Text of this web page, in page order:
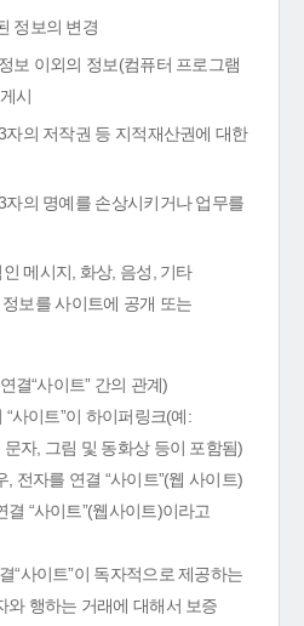
정보의 변경
보 이외의 정보(컴퓨터 프로그램
시
자의 저작권 등 지적재산권에 대한
자의 명예를 손상시키거나 업무를
메시지, 화상, 음성, 기타
보를 사이트에 공개 또는
결“사이트” 간의 관계)
사이트”이 하이퍼링크(예:
자, 그림 및 동화상 등이 포함됨)
전자를 연결 “사이트”(웹 사이트)
“사이트”(웹사이트)이라고
“사이트”이 독자적으로 제공하는
와 행하는 거래에 대해서 보증